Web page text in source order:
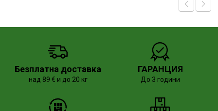
Безплатна доставка
над 89 € и до 20 кг
ГАРАНЦИЯ
До 3 години